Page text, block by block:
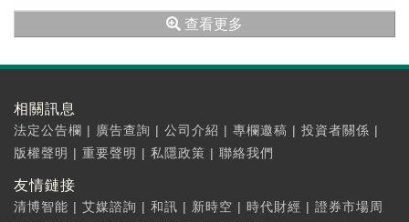
查看更多
相關訊息
法定公告欄 | 廣告查詢 | 公司介紹 | 專欄邀稿 | 投資者關係 |
版權聲明 | 重要聲明 | 私隱政策 | 聯絡我們
友情鏈接
清博智能 | 艾媒諮詢 | 和訊 | 新時空 | 時代財經 | 證券市場周